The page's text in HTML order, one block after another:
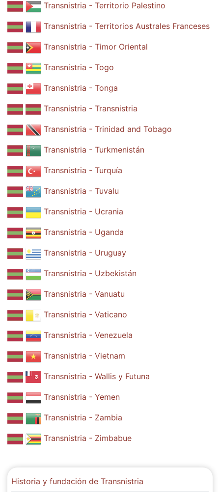
Transnistria - Territorio Palestino
Transnistria - Territorios Australes Franceses
Transnistria - Timor Oriental
Transnistria - Togo
Transnistria - Tonga
Transnistria - Transnistria
Transnistria - Trinidad and Tobago
Transnistria - Turkmenistán
Transnistria - Turquía
Transnistria - Tuvalu
Transnistria - Ucrania
Transnistria - Uganda
Transnistria - Uruguay
Transnistria - Uzbekistán
Transnistria - Vanuatu
Transnistria - Vaticano
Transnistria - Venezuela
Transnistria - Vietnam
Transnistria - Wallis y Futuna
Transnistria - Yemen
Transnistria - Zambia
Transnistria - Zimbabue
Historia y fundación de Transnistria